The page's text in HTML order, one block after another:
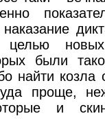
целью
были
найти козла
проще,
и